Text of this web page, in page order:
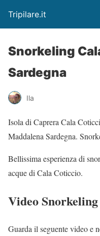
Tripilare.it
Snorkeling
Sardegna
Ila
Isola di Caprera Cala
Maddalena Sardegna.
Bellissima esperienza di
acque di Cala Coticcio.
Video
Guarda il seguente video e